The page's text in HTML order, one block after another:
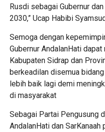
Rusdi sebagai Gubernur
2030,” Ucap Habibi
Semoga dengan
Gubernur AndalanHati
Kabupaten Sidrap dan
berkeadilan disemua
lebih baik lagi demi
di masyarakat
Sebagai Partai Pengusung
AndalanHati dan